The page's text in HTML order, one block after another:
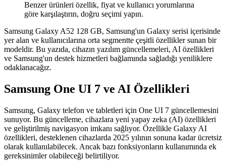
Benzer ürünleri özellik, fiyat ve kullanıcı yorumlarına
göre karşılaştırın, doğru seçimi yapın.
Samsung Galaxy A52 128 GB, Samsung'un Galaxy serisi içerisinde
yer alan ve kullanıcılarına orta segmentte çeşitli özellikler sunan bir
modeldir. Bu yazıda, cihazın yazılım güncellemeleri, AI özellikleri
ve Samsung'un destek hizmetleri bağlamında sağladığı yeniliklere
odaklanacağız.
Samsung One UI 7 ve AI Özellikleri
Samsung, Galaxy telefon ve tabletleri için One UI 7 güncellemesini
sunuyor. Bu güncelleme, cihazlara yeni yapay zeka (AI) özellikleri
ve geliştirilmiş navigasyon imkanı sağlıyor. Özellikle Galaxy AI
özellikleri, desteklenen cihazlarda 2025 yılının sonuna kadar ücretsiz
olarak kullanılabilecek. Ancak bazı fonksiyonların kullanımında ek
gereksinimler olabileceği belirtiliyor.